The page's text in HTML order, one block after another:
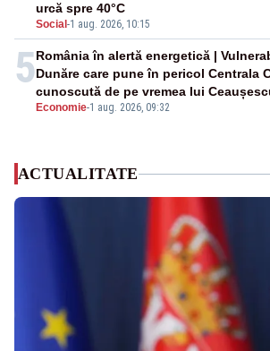
Social -1 aug. 2026, 10:15
urcă spre 40°C
5
Economie-1 aug. 2026, 09:32
România în alertă energetică |
Dunăre care pune în pericol Centrala
cunoscută de pe vremea lui
ACTUALITATE